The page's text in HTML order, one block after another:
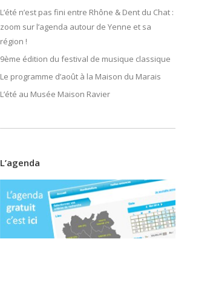
L’été n’est pas fini entre Rhône & Dent du Chat :
zoom sur l’agenda autour de Yenne et sa
région !
9ème édition du festival de musique classique
Le programme d’août à la Maison du Marais
L’été au Musée Maison Ravier
L’agenda